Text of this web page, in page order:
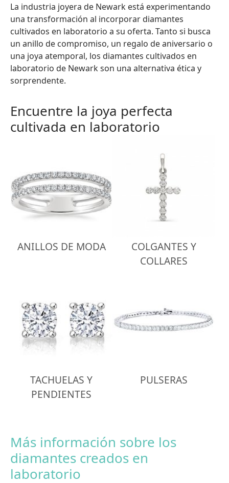
La industria joyera de Newark está experimentando
una transformación al incorporar diamantes
cultivados en laboratorio a su oferta. Tanto si busca
un anillo de compromiso, un regalo de aniversario o
una joya atemporal, los diamantes cultivados en
laboratorio de Newark son una alternativa ética y
sorprendente.
ANILLOS DE MODA
COLGANTES Y
COLLARES
TACHUELAS Y
PENDIENTES
PULSERAS
Encuentre la joya perfecta
cultivada en laboratorio
Más información sobre los
diamantes creados en
laboratorio